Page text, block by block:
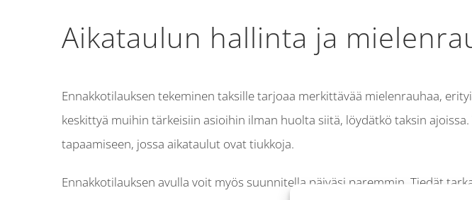
Aikataulun hallinta ja
Ennakkotilauksen tekeminen taksille tarjoaa merkittävää mielenrauhaa,
keskittyä muihin tärkeisiin asioihin ilman huolta siitä, löydätkö taksin
tapaamiseen, jossa aikataulut ovat tiukkoja.
Ennakkotilauksen avulla voit myös suunnitella päiväsi paremmin. Tiedät